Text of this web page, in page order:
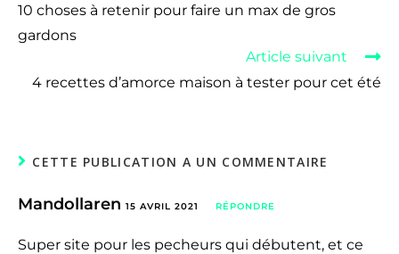
10 choses à retenir pour faire un max de gros
gardons
Article suivant
4 recettes d’amorce maison à tester pour cet été
CETTE PUBLICATION A UN COMMENTAIRE
Mandollaren 15 AVRIL 2021 RÉPONDRE
Super site pour les pecheurs qui débutent, et ce